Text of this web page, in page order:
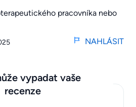
pracovníka nebo
NAHLÁSIT
vypadat vaše
recenze